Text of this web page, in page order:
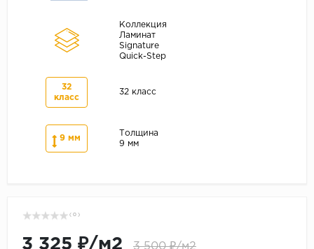
Коллекция
Ламинат
Signature
Quick-Step
32
класс
32 класс
9 мм
Толщина
9 мм
( 0 )
3 325 ₽/м2 3 500 ₽/м2